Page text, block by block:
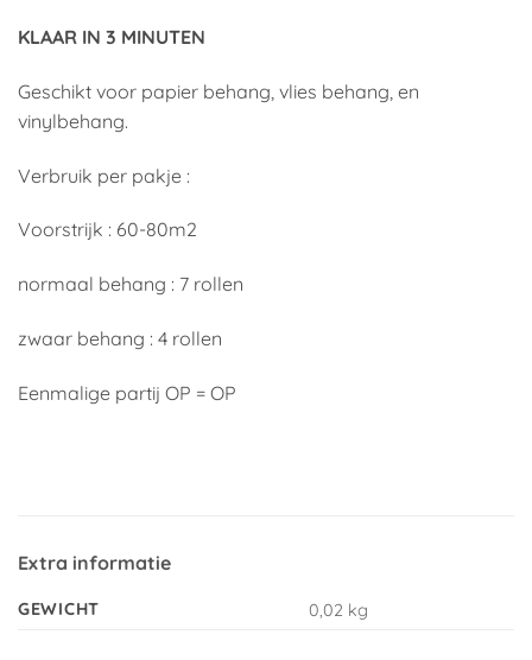
KLAAR IN 3 MINUTEN
Geschikt voor papier behang, vlies behang, en
vinylbehang.
Verbruik per pakje :
Voorstrijk : 60-80m2
normaal behang : 7 rollen
zwaar behang : 4 rollen
Eenmalige partij OP = OP
Extra informatie
GEWICHT 0,02 kg